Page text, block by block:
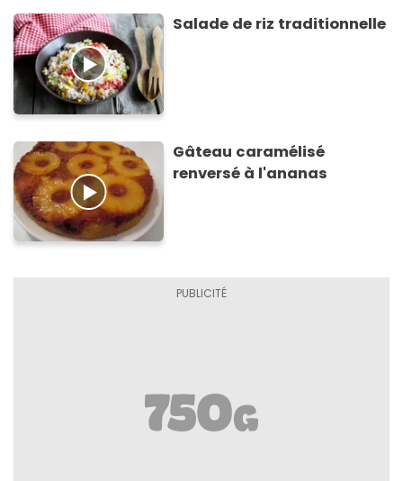
Salade de riz traditionnelle
Gâteau caramélisé
renversé à l'ananas